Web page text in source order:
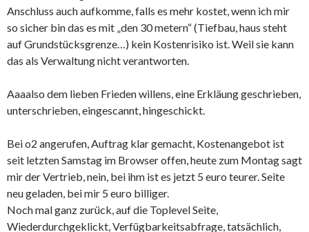
Anschluss auch aufkomme, falls es mehr kostet, wenn ich mir
so sicher bin das es mit „den 30 metern“ (Tiefbau, haus steht
auf Grundstücksgrenze…) kein Kostenrisiko ist. Weil sie kann
das als Verwaltung nicht verantworten.
Aaaalso dem lieben Frieden willens, eine Erkläung geschrieben,
unterschrieben, eingescannt, hingeschickt.
Bei o2 angerufen, Auftrag klar gemacht, Kostenangebot ist
seit letzten Samstag im Browser offen, heute zum Montag sagt
mir der Vertrieb, nein, bei ihm ist es jetzt 5 euro teurer. Seite
neu geladen, bei mir 5 euro billiger.
Noch mal ganz zurück, auf die Toplevel Seite,
Wiederdurchgeklickt, Verfügbarkeitsabfrage, tatsächlich,